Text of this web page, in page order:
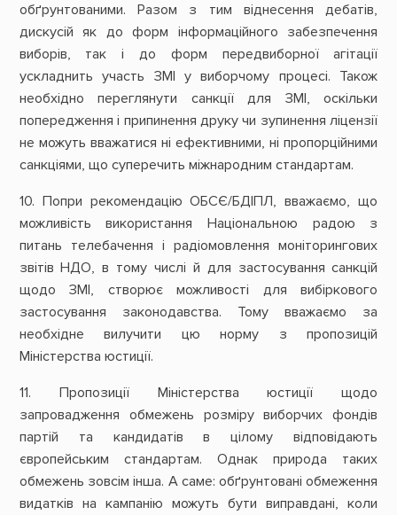
обґрунтованими. Разом з тим віднесення дебатів,
дискусій як до форм інформаційного забезпечення
виборів, так і до форм передвиборної агітації
ускладнить участь ЗМІ у виборчому процесі. Також
необхідно переглянути санкції для ЗМІ, оскільки
попередження і припинення друку чи зупинення ліцензії
не можуть вважатися ні ефективними, ні пропорційними
санкціями, що суперечить міжнародним стандартам.
10. Попри рекомендацію ОБСЄ/БДІПЛ, вважаємо, що
можливість використання Національною радою з
питань телебачення і радіомовлення моніторингових
звітів НДО, в тому числі й для застосування санкцій
щодо ЗМІ, створює можливості для вибіркового
застосування законодавства. Тому вважаємо за
необхідне вилучити цю норму з пропозицій
Міністерства юстиції.
11. Пропозиції Міністерства юстиції щодо
запровадження обмежень розміру виборчих фондів
партій та кандидатів в цілому відповідають
європейським стандартам. Однак природа таких
обмежень зовсім інша. А саме: обґрунтовані обмеження
видатків на кампанію можуть бути виправдані, коли